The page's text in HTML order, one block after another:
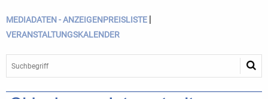
MEDIADATEN - ANZEIGENPREISLISTE |
VERANSTALTUNGSKALENDER